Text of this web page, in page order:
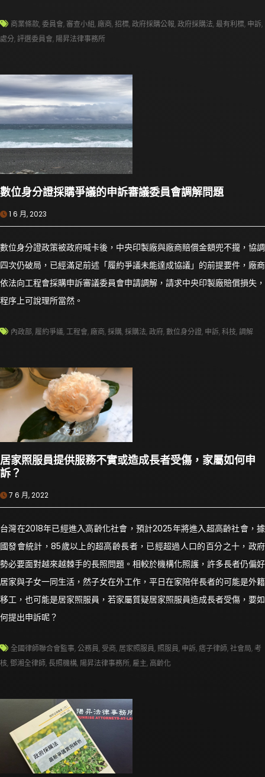
商業條款,委員會, 審查小組,廠商,招標,政府採購公報,政府採購法,最有利標, 申訴,
處分,評選委員會, 陽昇法律事務所
數位身分證採購爭議的申訴審議委員會調解問題
1 6 月, 2023
數位身分證政策被政府喊卡後，中央印製廠與廠商賠償金額兜不攏，協調
四次仍破局，已經滿足前述「履約爭議未能達成協議」的前提要件，廠商
依法向工程會採購申訴審議委員會申請調解，請求中央印製廠賠償損失，
程序上可說理所當然。
內政部, 履約爭議,工程會,廠商,採購,採購法,政府,數位身分證, 申訴,科技,調解
居家照服員提供服務不實或造成長者受傷，家屬如何申
訴？
7 6 月, 2022
台灣在2018年已經進入高齡化社會，預計2025年將進入超高齡社會，據
國發會統計，85歲以上的超高齡長者，已經超過人口的百分之十，政府
勢必要面對越來越棘手的長照問題。相較於機構化照護，許多長者仍偏好
居家與子女一同生活，然子女在外工作，平日在家陪伴長者的可能是外籍
移工，也可能是居家照服員，若家屬質疑居家照服員造成長者受傷，要如
何提出申訴呢？
全國律師聯合會監事,公務員, 受商, 居家照服員, 照服員, 申訴,痞子律師,社會局, 考
核, 鄧湘全律師,長照機構, 陽昇法律事務所, 雇主, 高齡化